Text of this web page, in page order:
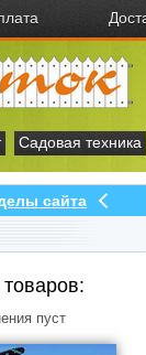
Садовая техника
сайта
пуст